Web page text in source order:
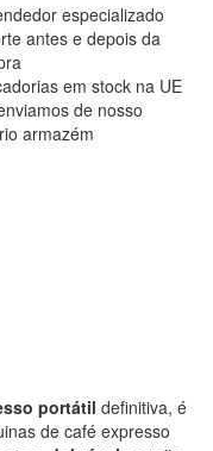
especializado
antes e depois da
em stock na UE
de nosso
armazém
portátil definitiva, é
de café expresso